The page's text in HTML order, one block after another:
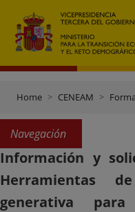
Home CENEAM
Navegación
Información y
Herramientas
generativa